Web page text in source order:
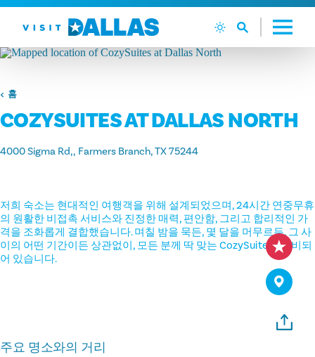
본문으로 건너뛰기
홈
COZYSUITES AT DALLAS NORTH
4000 Sigma Rd, Farmers Branch, TX 75244
저희 숙소는 현대적인 여행객을 위해 설계되었으며, 24시간 연중무휴
의 원활한 비접촉 서비스와 진정한 매력, 편안함, 그리고 합리적인 가
격을 조화롭게 결합했습니다. 며칠 밤을 묵든, 몇 달을 머무르든, 그 사
이의 어떤 기간이든 상관없이, 모든 분께 딱 맞는 CozySuite가 준비되
어 있습니다.
주요 명소와의 거리